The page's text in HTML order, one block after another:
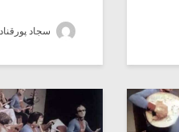
سجاد پورقناد